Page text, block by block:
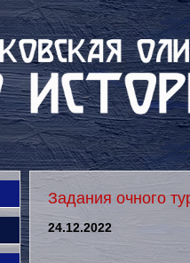
Задания очного
24.12.2022